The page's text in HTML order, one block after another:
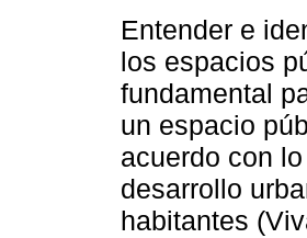
Entender e
los espacios
fundamental
un espacio
acuerdo con
desarrollo
habitantes